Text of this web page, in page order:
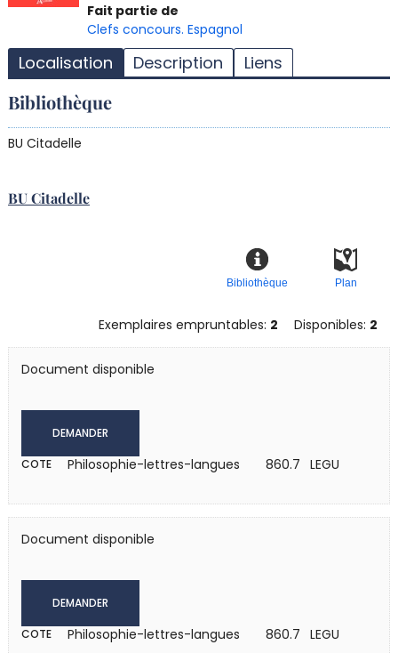
Fait partie de
Clefs concours. Espagnol
Localisation Description Liens
Bibliothèque
BU Citadelle
BU Citadelle
Plan
Bibliothèque
Exemplaires empruntables: 2 Disponibles: 2
Document disponible
DEMANDER
COTE Philosophie-lettres-langues 860.7 LEGU
Document disponible
DEMANDER
COTE Philosophie-lettres-langues 860.7 LEGU